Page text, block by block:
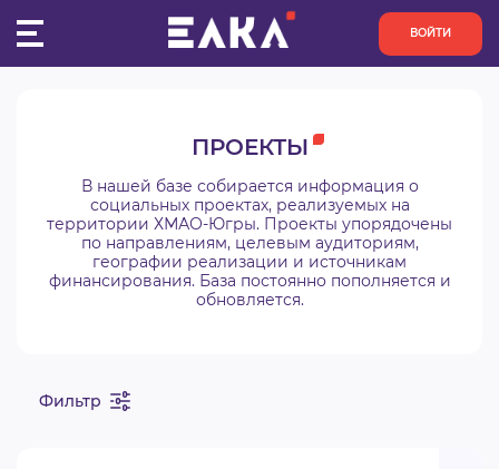
ВОЙТИ
КОНКУРСЫ
ОРГАНИЗАЦИИ
АКТИВИСТЫ
АНАЛИТИКА
ПРОЕКТЫ
В нашей базе собирается информация о
социальных проектах, реализуемых на
территории ХМАО-Югры. Проекты упорядочены
по направлениям, целевым аудиториям,
географии реализации и источникам
финансирования. База постоянно пополняется и
обновляется.
Фильтр